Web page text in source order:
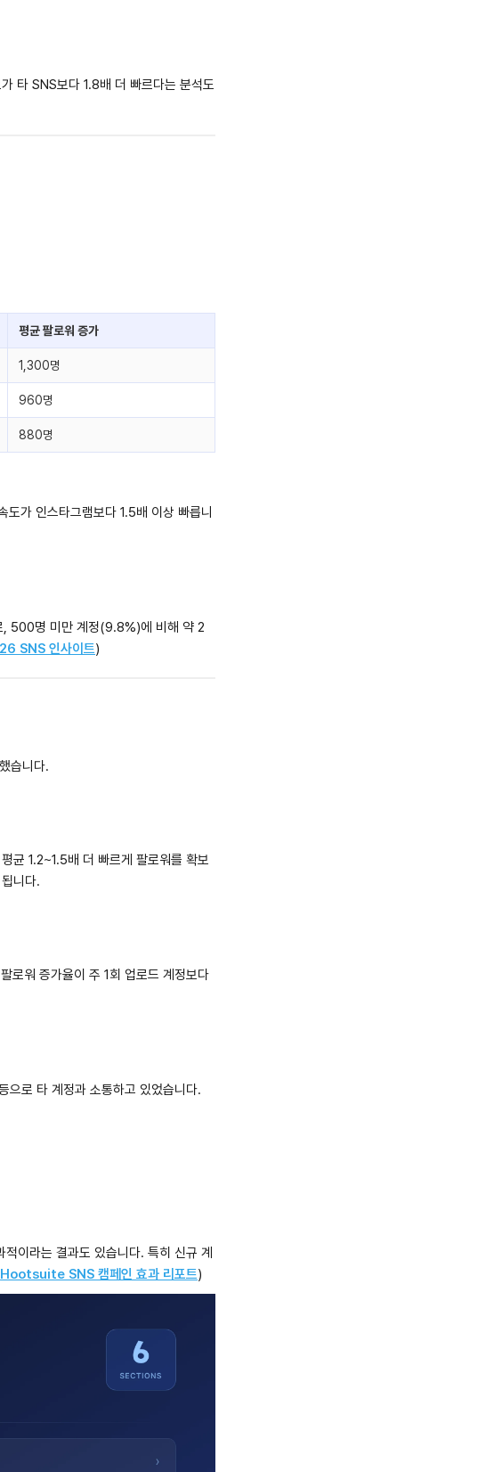
타 SNS보다 1.8배 더 빠르다는 분석도
평균 팔로워 증가
1,300명
960명
880명
가 인스타그램보다 1.5배 이상 빠릅니
, 500명 미만 계정(9.8%)에 비해 약 2
SNS 인사이트)
습니다.
균 1.2~1.5배 더 빠르게 팔로워를 확보
니다.
워 증가율이 주 1회 업로드 계정보다
로 타 계정과 소통하고 있었습니다.
이라는 결과도 있습니다. 특히 신규 계
Hootsuite SNS 캠페인 효과 리포트)